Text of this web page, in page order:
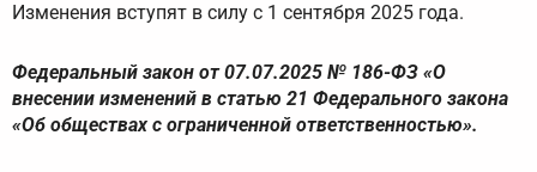
Изменения вступят в силу с 1 сентября 2025 года.
Федеральный закон от 07.07.2025 № 186-ФЗ «О
внесении изменений в статью 21 Федерального закона
«Об обществах с ограниченной ответственностью».